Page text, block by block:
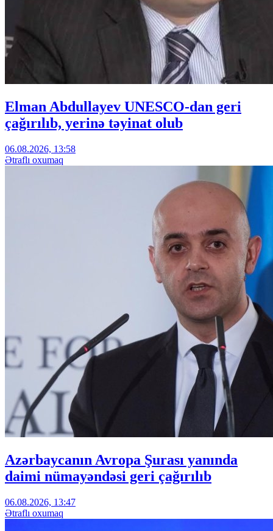
Elman Abdullayev UNESCO-dan geri
çağırılıb, yerinə təyinat olub
06.08.2026, 13:58
Ətraflı oxumaq
Azərbaycanın Avropa Şurası yanında
daimi nümayəndəsi geri çağırılıb
06.08.2026, 13:47
Ətraflı oxumaq